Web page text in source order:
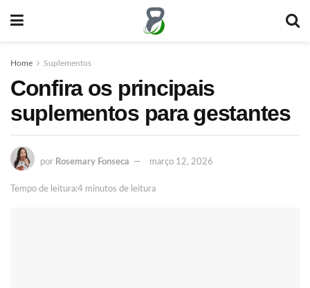
Home Suplementos
Confira os principais
suplementos para gestantes
por Rosemary Fonseca março 12, 2026
Tempo de leitura:4 minutos de leitura